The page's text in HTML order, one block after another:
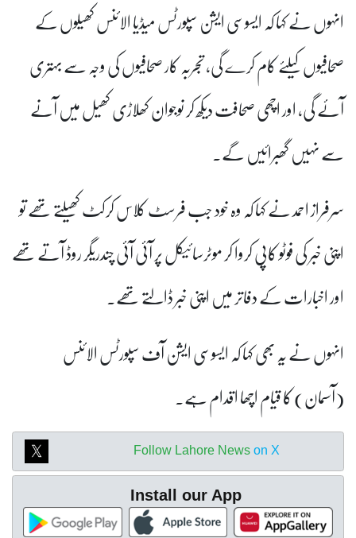
انہوں نے کہا کہ ایسوسی ایشن سپورٹس میڈیا الائنس کھیلوں کے
صحافیوں کیلئے کام کرے گی، تجربہ کار صحافیوں کی وجہ سے بہتری
آئے گی، اور اچھی صحافت دیکھ کر نوجوان کھلاڑی کھیل میں آنے
سے نہیں گھبرائیں گے۔
سرفراز احمد نے کہا کہ وہ خود جب فرسٹ کلاس کرکٹ کھیلتے تھے تو
اپنی خبر کی فوٹو کاپی کروا کر موٹرسائیکل پر آئی آئی چندریگر روڈ آتے تھے
اور اخبارات کے دفاتر میں اپنی خبر ڈالتے تھے۔
انہوں نے یہ بھی کہا کہ ایسوسی ایشن آف سپورٹس الائنس
(آسمان) کا قیام اچھا اقدام ہے۔
Follow Lahore News on X
Install our App